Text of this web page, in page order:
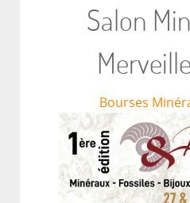
Salon
Bourses